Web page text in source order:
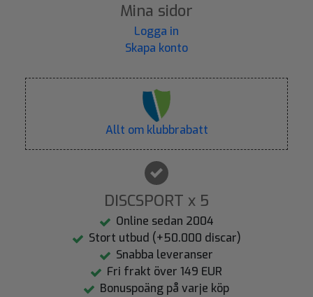
Mina sidor
Logga in
Skapa konto
Allt om klubbrabatt
DISCSPORT x 5
Online sedan 2004
Stort utbud (+50.000 discar)
Snabba leveranser
Fri frakt över 149 EUR
Bonuspoäng på varje köp